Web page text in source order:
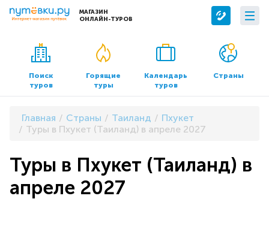
МАГАЗИН
ОНЛАЙН-ТУРОВ
Сервисы
Бронирование отелей
Трансфер
О компании
О нас
Контакты
Документы и реквизиты
Поиск
туров
Горящие
туры
Календарь
туров
Страны
Главная Страны Таиланд
Пхукет
Туры в Пхукет (Таиланд) в апреле 2027
Туры в Пхукет (Таиланд) в
апреле 2027